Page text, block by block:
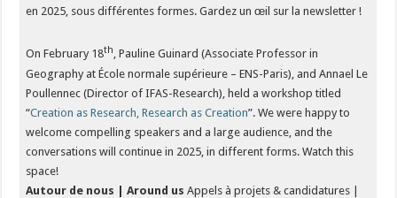
en 2025, sous différentes formes. Gardez un œil sur la newsletter !
On February 18th, Pauline Guinard (Associate Professor in
Geography at École normale supérieure – ENS-Paris), and Annael Le
Poullennec (Director of IFAS-Research), held a workshop titled
“Creation as Research, Research as Creation”. We were happy to
welcome compelling speakers and a large audience, and the
conversations will continue in 2025, in different forms. Watch this
space!
Autour de nous | Around us Appels à projets & candidatures |